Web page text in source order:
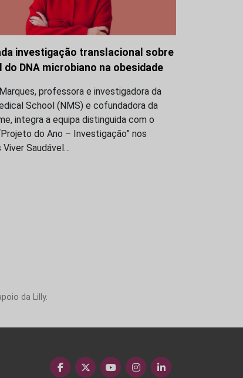
investigação translacional sobre
do DNA microbiano na obesidade
professora e investigadora da
School (NMS) e cofundadora da
integra a equipa distinguida com o
do Ano – Investigação” nos
Viver Saudável…
da Lilly.